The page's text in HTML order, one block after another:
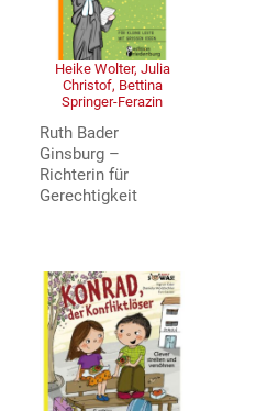
Heike Wolter, Julia
Christof, Bettina
Springer-Ferazin
Ruth Bader
Ginsburg –
Richterin für
Gerechtigkeit